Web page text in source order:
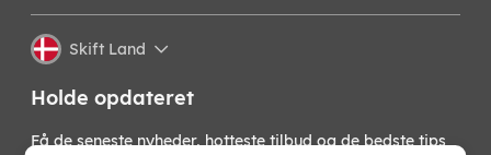
Skift Land
Holde opdateret
Få de seneste nyheder, hotteste tilbud og de bedste tips